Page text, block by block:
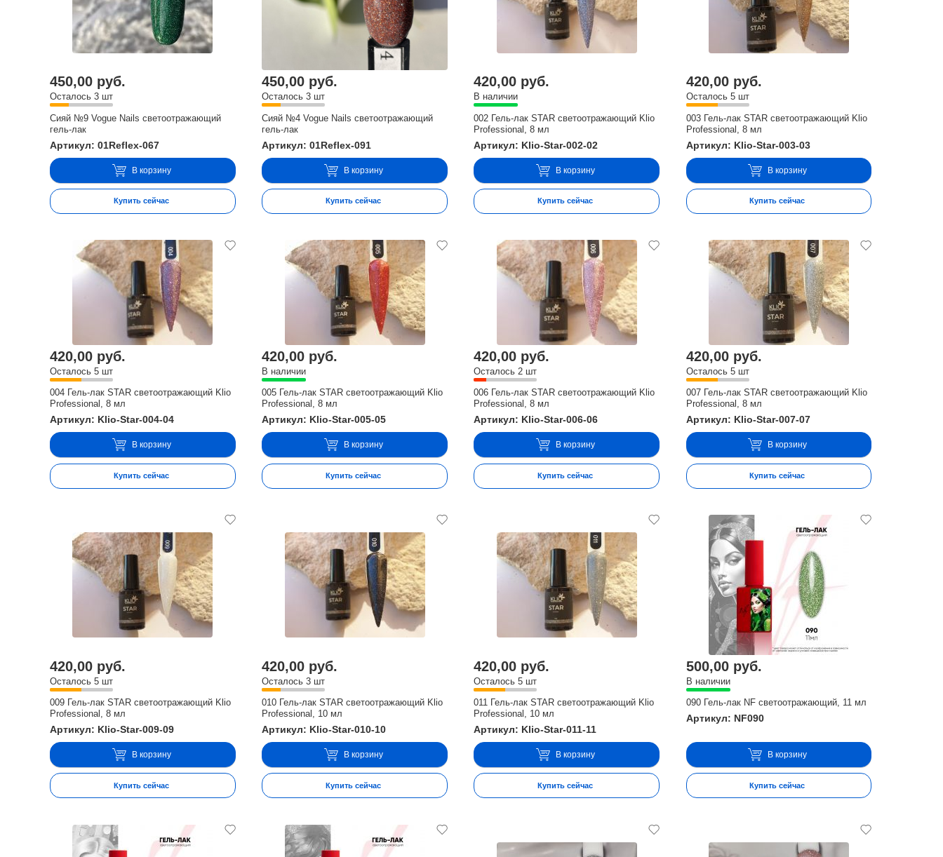
450,00 руб.
Осталось 3 шт
Сияй №9 Vogue Nails светоотражающий
гель-лак
Артикул: 01Reflex-067
В корзину
Купить сейчас
450,00 руб.
Осталось 3 шт
Сияй №4 Vogue Nails светоотражающий
гель-лак
Артикул: 01Reflex-091
В корзину
Купить сейчас
420,00 руб.
В наличии
002 Гель-лак STAR светоотражающий Klio
Professional, 8 мл
Артикул: Klio-Star-002-02
В корзину
Купить сейчас
420,00 руб.
Осталось 5 шт
003 Гель-лак STAR светоотражающий Klio
Professional, 8 мл
Артикул: Klio-Star-003-03
В корзину
Купить сейчас
420,00 руб.
Осталось 5 шт
004 Гель-лак STAR светоотражающий Klio
Professional, 8 мл
Артикул: Klio-Star-004-04
В корзину
Купить сейчас
420,00 руб.
В наличии
005 Гель-лак STAR светоотражающий Klio
Professional, 8 мл
Артикул: Klio-Star-005-05
В корзину
Купить сейчас
420,00 руб.
Осталось 2 шт
006 Гель-лак STAR светоотражающий Klio
Professional, 8 мл
Артикул: Klio-Star-006-06
В корзину
Купить сейчас
420,00 руб.
Осталось 5 шт
007 Гель-лак STAR светоотражающий Klio
Professional, 8 мл
Артикул: Klio-Star-007-07
В корзину
Купить сейчас
420,00 руб.
Осталось 5 шт
009 Гель-лак STAR светоотражающий Klio
Professional, 8 мл
Артикул: Klio-Star-009-09
В корзину
Купить сейчас
420,00 руб.
Осталось 3 шт
010 Гель-лак STAR светоотражающий Klio
Professional, 10 мл
Артикул: Klio-Star-010-10
В корзину
Купить сейчас
420,00 руб.
Осталось 5 шт
011 Гель-лак STAR светоотражающий Klio
Professional, 10 мл
Артикул: Klio-Star-011-11
В корзину
Купить сейчас
500,00 руб.
В наличии
090 Гель-лак NF светоотражающий, 11 мл
Артикул: NF090
В корзину
Купить сейчас